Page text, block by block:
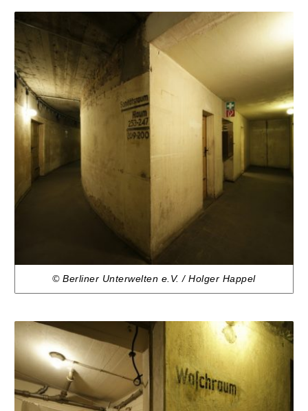
© Berliner Unterwelten e.V. / Holger Happel